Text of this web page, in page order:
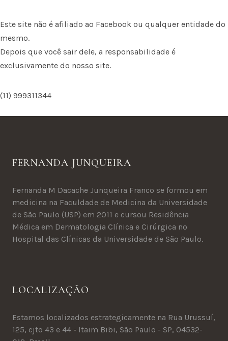
Este site não é afiliado ao Facebook ou qualquer entidade do
mesmo.
Depois que você sair dele, a responsabilidade é
exclusivamente do nosso site.
(11) 999311344
FERNANDA JUNQUEIRA
Fernanda M Dacache Junqueira Franco se formou em
medicina na Faculdade de Medicina da Universidade
de São Paulo (USP) em 2011 e cursou Residência
Médica em Dermatologia Clínica e Cirúrgica no
Hospital das Clínicas da Universidade de São Paulo.
LOCALIZAÇÃO
Estamos localizados estrategicamente na Rua Urussuí,
125, cjto 43 e 44 - Itaim Bibi, São Paulo - SP, 04532-